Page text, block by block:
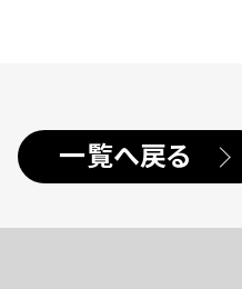
一覧へ戻る